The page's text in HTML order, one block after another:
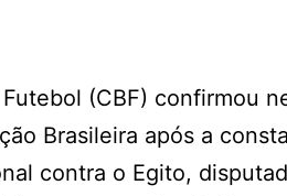
(CBF) confirmou
Brasileira após a
contra o Egito,